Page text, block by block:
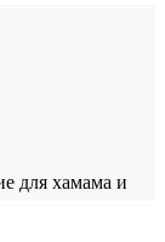
для хамама и